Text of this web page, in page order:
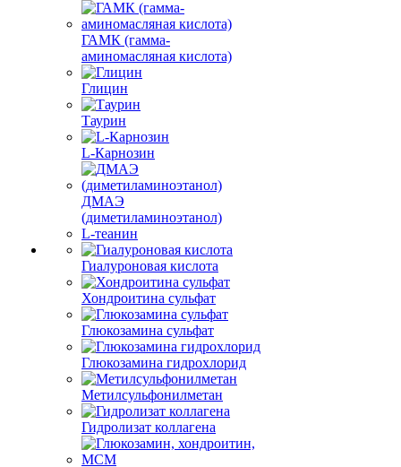
ГАМК (гамма-
аминомасляная кислота)
Глицин
Таурин
L-Карнозин
ДМАЭ
(диметиламиноэтанол)
L-теанин
Гиалуроновая кислота
Хондроитина сульфат
Глюкозамина сульфат
Глюкозамина гидрохлорид
Метилсульфонилметан
Гидролизат коллагена